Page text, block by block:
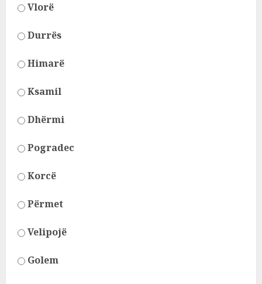
Vlorë
Durrës
Himarë
Ksamil
Dhërmi
Pogradec
Korcë
Përmet
Velipojë
Golem